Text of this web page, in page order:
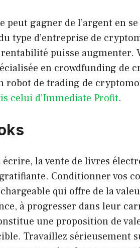
peut gagner de l’argent en
type d’entreprise de
puisse augmenter.
en crowdfunding de
robot de trading de
celui d’Immediate Profit.
écrire, la vente de livres
Conditionner vos
qui offre de la
à progresser dans leur
une proposition de
Travaillez sérieusement